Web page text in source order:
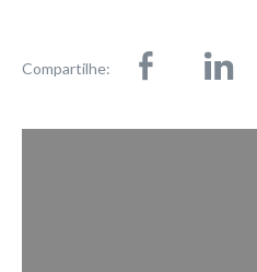
Compartilhe: